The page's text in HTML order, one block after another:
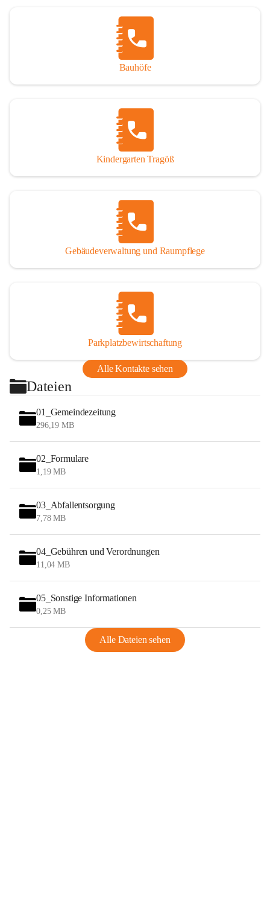
565 bis 2.123 m
Untertal, St. Katharein an der Laming, Hüttengraben,
Thörl, Kapfenberg, Bruck an der Mur, Proleb, Trofaiach,
Eisenerz, Vordernberg und Wildalpen
Bruck-Mürzzuschlag
Bauhöfe
Kindergarten Tragöß
Gebäudeverwaltung und Raumpflege
Parkplatzbewirtschaftung
Alle Kontakte sehen
Dateien
01_Gemeindezeitung
296,19 MB
02_Formulare
1,19 MB
03_Abfallentsorgung
7,78 MB
04_Gebühren und Verordnungen
11,04 MB
05_Sonstige Informationen
0,25 MB
Alle Dateien sehen